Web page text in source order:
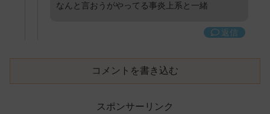
なんと言おうがやってる事炎上系と一緒
返信
コメントを書き込む
スポンサーリンク